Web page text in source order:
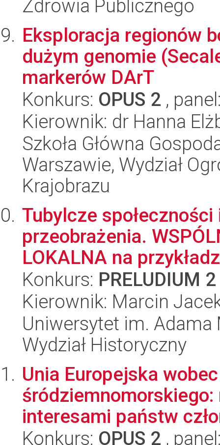
Zdrowia Publicznego
Eksploracja regionów
dużym genomie
markerów DArT
Konkurs: OPUS 2 ,
Kierownik: dr Hanna
Szkoła Główna
Warszawie, Wydział
Krajobrazu
Tubylcze
przeobrażenia.
LOKALNA na
Konkurs: PRELUDIUM 2
Kierownik: Marcin
Uniwersytet im.
Wydział Historyczny
Unia Europejska
interesami państw
Konkurs: OPUS 2 ,